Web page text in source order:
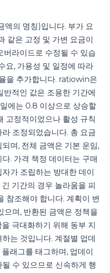
액의 명칭)입니다. 부가 요
같은 고정 및 가변 요금이
버라이드로 수정될 수 있습
요, 가용성 및 일정에 따라
을 추가합니다. ratiowin은
적인 값은 조용한 기간에
에는 0.8 이상으로 상승할
고정적이었으나 활성 규칙
조정되었습니다. 총 요금
며, 전체 금액은 기본 운임,
. 가격 책정 데이터는 구매
가 조립하는 방대한 데이
기간의 경우 놀라움을 피
참조해야 합니다. 계획이 변
으며, 반환된 금액은 정책을
극대화하기 위해 동부 지
는 것입니다. 계절별 업데
래그를 태그하며, 업데이
수 있으므로 신속하게 행